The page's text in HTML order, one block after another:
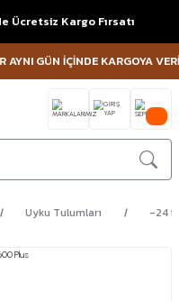
Ücretsiz Kargo Fırsatı
GÜN İÇİNDE KARGOYA
Uyku Tulumları -24